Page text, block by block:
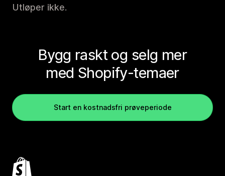
Utløper ikke.
Bygg raskt og selg mer
med Shopify-temaer
Start en kostnadsfri prøveperiode